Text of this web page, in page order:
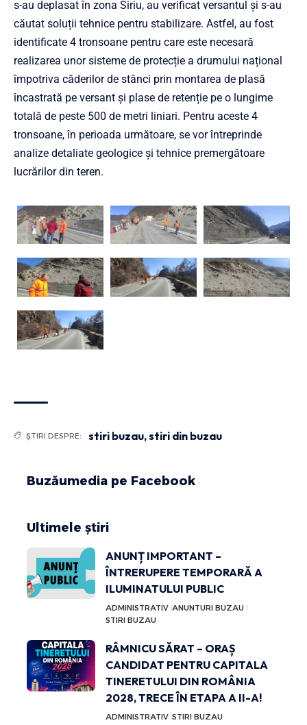
s-au deplasat în zona Siriu, au verificat versantul și s-au
căutat soluții tehnice pentru stabilizare. Astfel, au fost
identificate 4 tronsoane pentru care este necesară
realizarea unor sisteme de protecție a drumului național
împotriva căderilor de stânci prin montarea de plasă
încastrată pe versant și plase de retenție pe o lungime
totală de peste 500 de metri liniari. Pentru aceste 4
tronsoane, în perioada următoare, se vor întreprinde
analize detaliate geologice și tehnice premergătoare
lucrărilor din teren.
ȘTIRI DESPRE: stiri buzau,stiri din buzau
Buzăumedia pe Facebook
Ultimele știri
ANUNȚ IMPORTANT –
ÎNTRERUPERE TEMPORARĂ A
ILUMINATULUI PUBLIC
ADMINISTRATIV ANUNTURI BUZAU
STIRI BUZAU
RÂMNICU SĂRAT – ORAȘ
CANDIDAT PENTRU CAPITALA
TINERETULUI DIN ROMÂNIA
2028, TRECE ÎN ETAPA A II-A!
ADMINISTRATIV STIRI BUZAU